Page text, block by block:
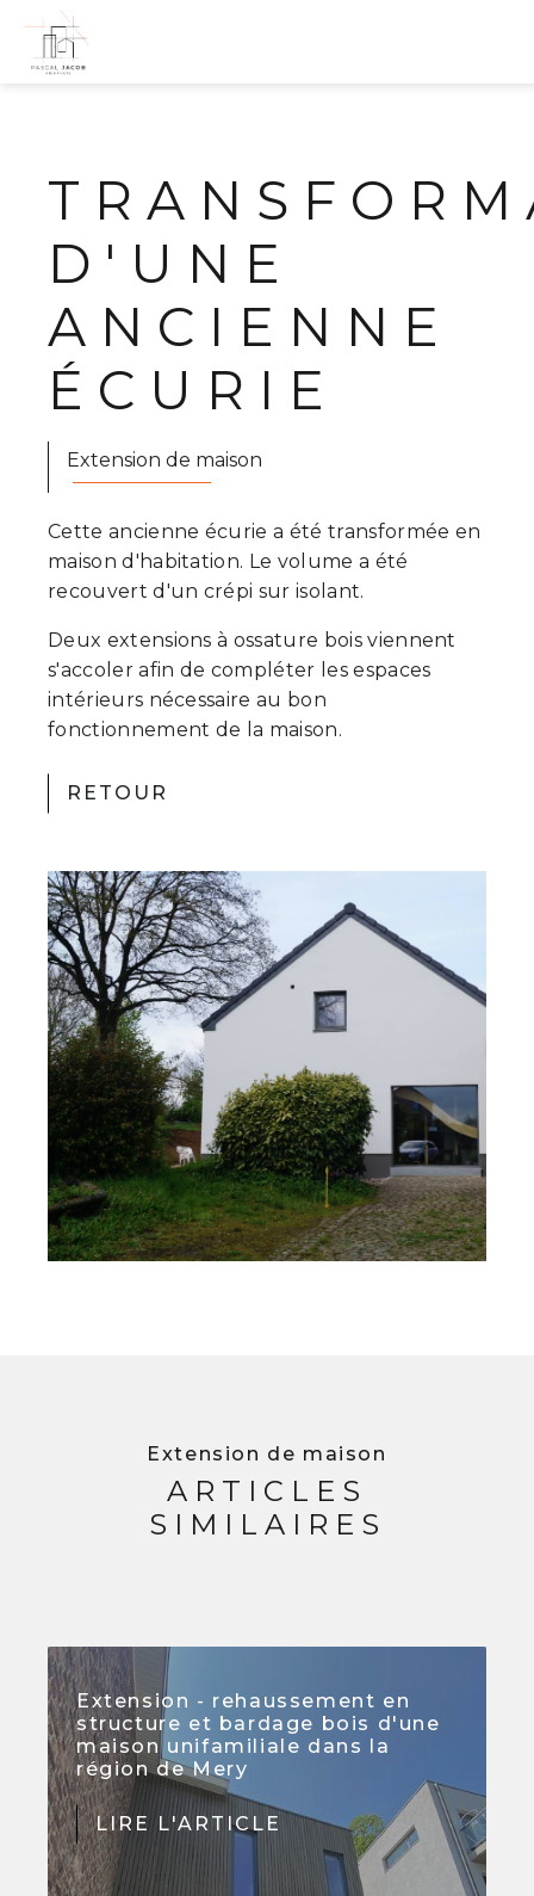
D'UNE
ANCIENNE
ÉCURIE
Extension de maison
Cette ancienne écurie a été transformée en
maison d'habitation. Le volume a été
recouvert d'un crépi sur isolant.
Deux extensions à ossature bois viennent
s'accoler afin de compléter les espaces
intérieurs nécessaire au bon
fonctionnement de la maison.
RETOUR
Extension de maison
ARTICLES
SIMILAIRES
Extension - rehaussement en
structure et bardage bois d'une
maison unifamiliale dans la
région de Mery
LIRE L'ARTICLE
Panneau de gestion des cookies